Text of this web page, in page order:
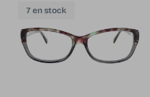
7 en stock